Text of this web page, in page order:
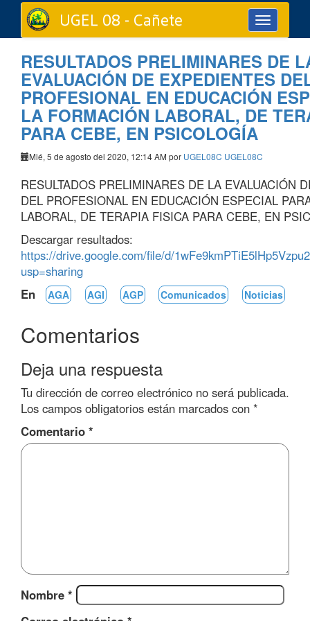
Toggle
navigation
UGEL 08 - Cañete
RESULTADOS PRELIMINARES DE
EVALUACIÓN DE EXPEDIENTES
PROFESIONAL EN EDUCACIÓN
LA FORMACIÓN LABORAL, DE
PARA CEBE, EN PSICOLOGÍA
Mié, 5 de agosto del 2020, 12:14 AM por UGEL08C UGEL08C
RESULTADOS PRELIMINARES DE LA EVALUACIÓN
DEL PROFESIONAL EN EDUCACIÓN ESPECIAL
LABORAL, DE TERAPIA FISICA PARA CEBE, EN
Descargar resultados:
https://drive.google.com/file/d/
usp=sharing
En
AGA AGI AGP Comunicados Noticias
Comentarios
Deja una respuesta
Tu dirección de correo electrónico no será publicada.
Los campos obligatorios están marcados con *
Comentario *
Nombre *